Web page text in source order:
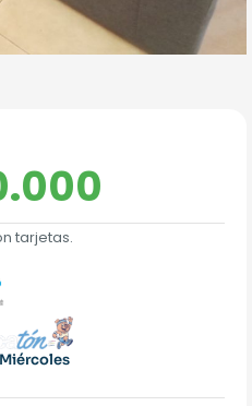
precio
tarjetas.